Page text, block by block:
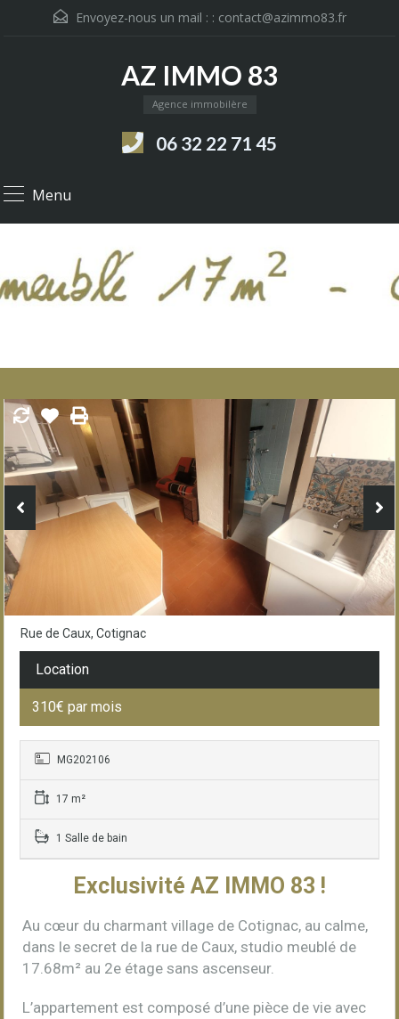
Envoyez-nous un mail : : contact@azimmo83.fr
AZ IMMO 83
Agence immobilère
06 32 22 71 45
Menu
Rue de Caux, Cotignac
Location
310€ par mois
MG202106
17 m²
1 Salle de bain
Exclusivité AZ IMMO 83 !
Au cœur du charmant village de Cotignac, au calme,
dans le secret de la rue de Caux, studio meublé de
17.68m² au 2e étage sans ascenseur.
L’appartement est composé d’une pièce de vie avec